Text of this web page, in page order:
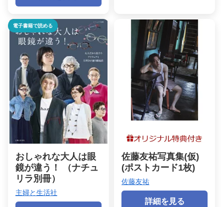
電子書籍で読める
おしゃれな大人は眼
鏡が違う！ （ナチュ
リラ別冊）
主婦と生活社
佐藤友祐写真集(仮)
(ポストカード1枚)
佐藤友祐
詳細を見る